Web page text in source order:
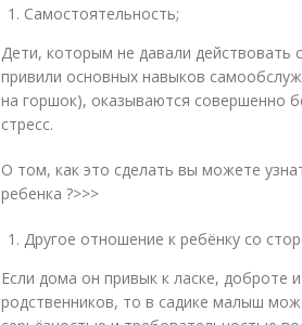
Самостоятельность;
Дети, которым не давали действовать
привили основных навыков
на горшок), оказываются совершенно
стресс.
О том, как это сделать вы можете
ребенка ?>>>
Другое отношение к ребёнку со
Если дома он привык к ласке, доброте
родственников, то в садике малыш